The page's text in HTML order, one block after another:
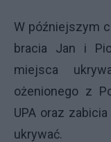
W późniejszym
bracia Jan i
miejsca
ożenionego z
UPA oraz
ukrywać.